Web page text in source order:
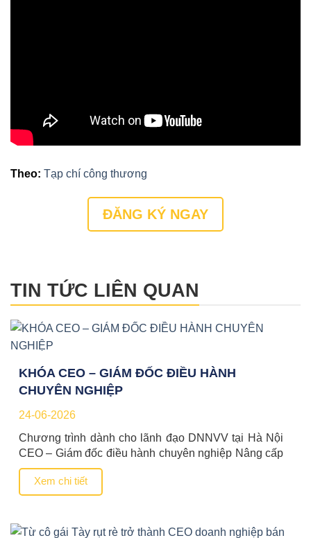
Theo: Tạp chí công thương
ĐĂNG KÝ NGAY
TIN TỨC LIÊN QUAN
KHÓA CEO – GIÁM ĐỐC ĐIỀU HÀNH
CHUYÊN NGHIỆP
24-06-2026
Chương trình dành cho lãnh đạo DNNVV tại Hà Nội
CEO – Giám đốc điều hành chuyên nghiệp Nâng cấp
tư duy điều hành, tái cấu trúc hệ thống quản trị, thiết
kế mô hình tăng trưởng và ứng dụng AI trong quản trị
doanh nghiệp. Đăng ký ngay Gọi tư vấn 100%Hỗ trợ
Xem chi tiết